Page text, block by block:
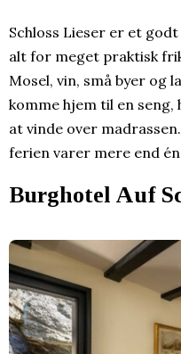
Schloss Lieser er et
alt for meget praktisk
Mosel, vin, små byer og
komme hjem til en
at vinde over
ferien varer mere end
Burghotel Auf